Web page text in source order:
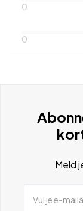
0
0
Meld
Vul je e-